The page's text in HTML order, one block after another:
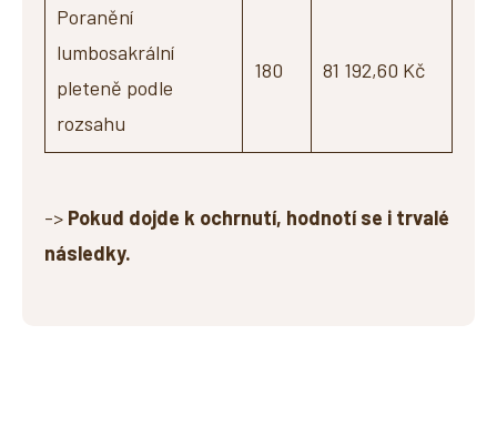
Poranění
lumbosakrální
pleteně podle
rozsahu
180 81 192,60 Kč
-> Pokud dojde k ochrnutí, hodnotí se i trvalé
následky.